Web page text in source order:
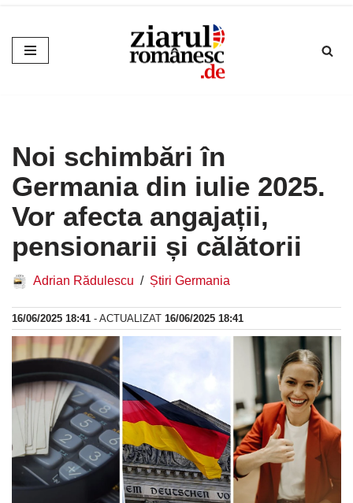
Sari
la
Noi schimbări în
Germania din iulie 2025.
Vor afecta angajații,
pensionarii și călătorii
Adrian Rădulescu Știri Germania
16/06/2025 18:41 - ACTUALIZAT 16/06/2025 18:41